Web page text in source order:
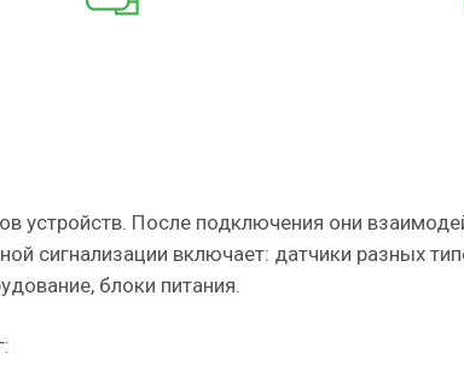
устройств. После подключения они
сигнализации включает: датчики разных
блоки питания.